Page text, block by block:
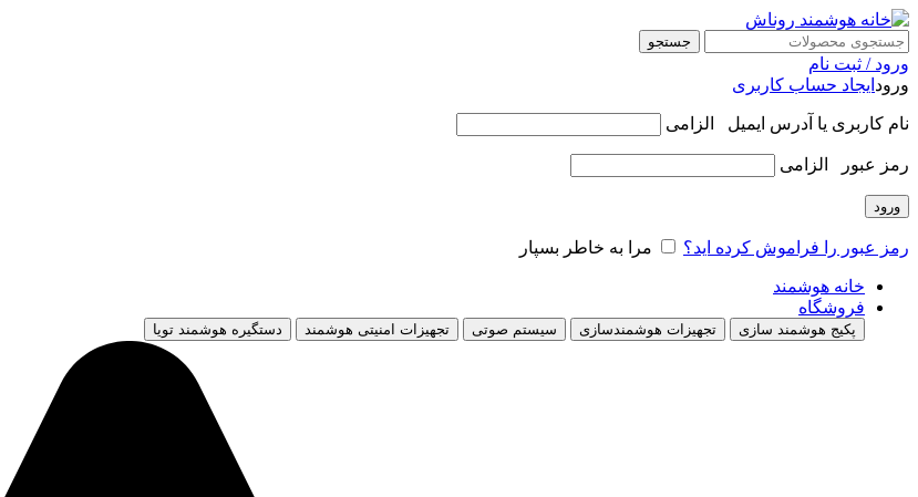
جستجو
ورود / ثبت نام
ورود ایجاد حساب کاربری
نام کاربری یا آدرس ایمیل الزامی
رمز عبور الزامی
ورود
رمز عبور را فراموش کرده اید؟ مرا به خاطر بسپار
خانه هوشمند
فروشگاه
پکیج هوشمند سازی تجهیزات هوشمندسازی سیستم صوتی تجهیزات امنیتی هوشمند دستگیره هوشمند تویا